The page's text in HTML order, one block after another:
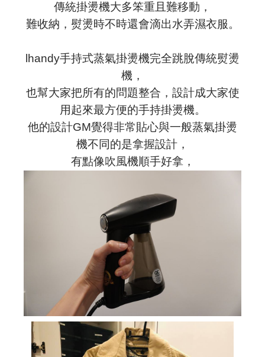
傳統掛燙機大多笨重且難移動，
難收納，熨燙時不時還會滴出水弄濕衣服。
lhandy手持式蒸氣掛燙機完全跳脫傳統熨燙
機，
也幫大家把所有的問題整合，設計成大家使
用起來最方便的手持掛燙機。
他的設計GM覺得非常貼心與一般蒸氣掛燙
機不同的是拿握設計，
有點像吹風機順手好拿，